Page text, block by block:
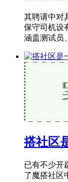
其聘请中对
保守司机设
涵盖测试员
搭社区
已有不少开
了魔搭社区